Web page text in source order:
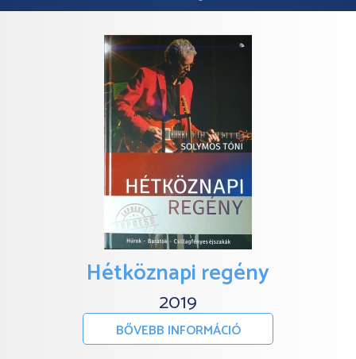
Hétköznapi regény
2019
BŐVEBB INFORMÁCIÓ